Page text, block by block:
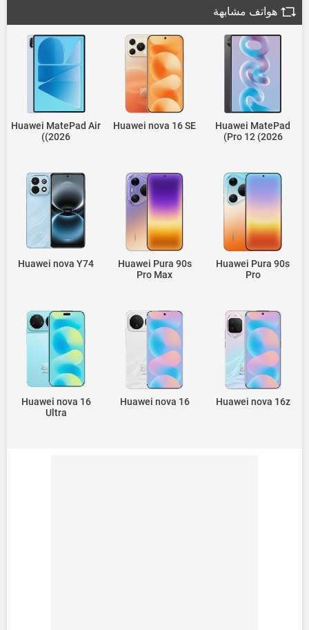
هواتف مشابهة
Huawei MatePad
Pro 12 (2026)
Huawei nova 16 SE
Huawei MatePad Air
(2026)
Huawei Pura 90s
Pro
Huawei Pura 90s
Pro Max
Huawei nova Y74
Huawei nova 16z
Huawei nova 16
Huawei nova 16
Ultra